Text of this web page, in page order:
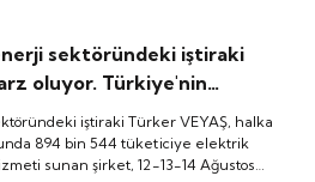
sektöründeki iştiraki
oluyor. Türkiye'nin
tüketiciye elektrik dağıtım
sunan şirket, 12-13-14
pay başına 136 TL fiyatla
iştiraki Türker VEYAŞ, halka
894 bin 544 tüketiciye elektrik
sunan şirket, 12-13-14 Ağustos